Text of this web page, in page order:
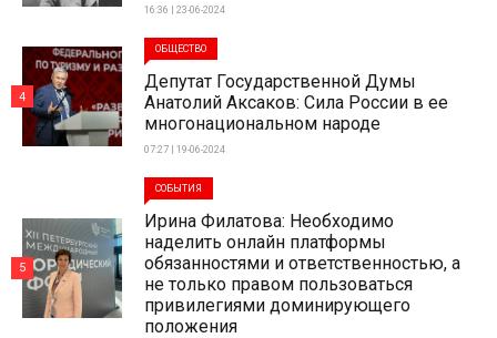
16:36 | 23-06-2024
ОБЩЕСТВО
Депутат Государственной Думы
Анатолий Аксаков: Сила России в ее
многонациональном народе
07:27 | 19-06-2024
4
СОБЫТИЯ
Ирина Филатова: Необходимо
наделить онлайн платформы
обязанностями и ответственностью, а
не только правом пользоваться
привилегиями доминирующего
положения
5